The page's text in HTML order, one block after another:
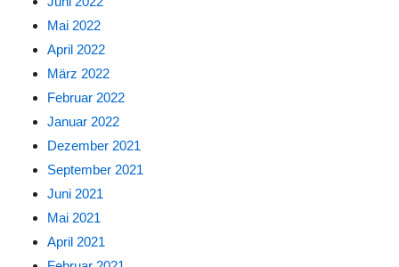
Mai 2022
April 2022
März 2022
Februar 2022
Januar 2022
Dezember 2021
September 2021
Juni 2021
Mai 2021
April 2021